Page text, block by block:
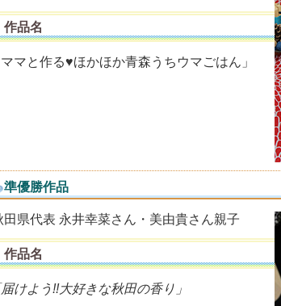
作品名
マと作る♥ほかほか青森うちウマごはん」
準優勝作品
田県代表 永井幸菜さん・美由貴さん親子
作品名
けよう!!大好きな秋田の香り」